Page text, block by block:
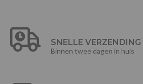
SNELLE VERZENDING
Binnen twee dagen in huis